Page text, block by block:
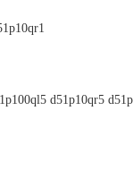
d51p10qr5